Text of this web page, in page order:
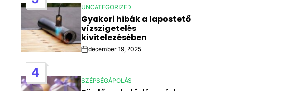
POSTED
IN
UNCATEGORIZED
Gyakori hibák a lapostető
vízszigetelés
kivitelezésében
Postdecember 19, 2025
4
POSTED
SZÉPSÉGÁPOLÁS